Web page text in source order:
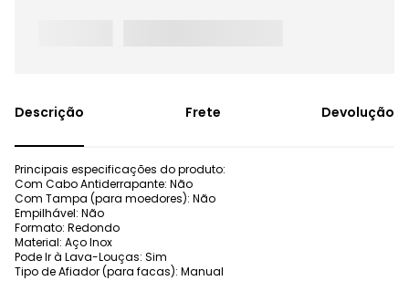
Frete Devolução
Principais especificações do produto:
Com Cabo Antiderrapante: Não
Com Tampa (para moedores): Não
Empilhável: Não
Formato: Redondo
Material: Aço Inox
Pode Ir à Lava-Louças: Sim
Tipo de Afiador (para facas): Manual